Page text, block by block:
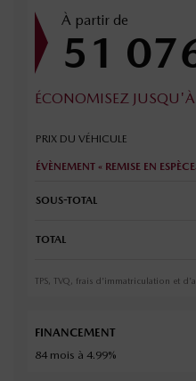
À partir de
51
ÉCONOMISEZ JUSQU'À
PRIX DU VÉHICULE
ÉVÈNEMENT « REMISE EN
SOUS-TOTAL
TOTAL
TPS, TVQ, frais d'immatriculation et
FINANCEMENT
84 mois à 4.99%